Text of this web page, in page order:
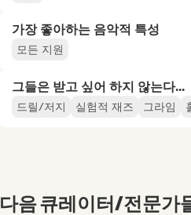
가장 좋아하는 음악적 특성
모든 지원
그들은 받고 싶어 하지 않는다...
드릴/저지 실험적 재즈 그라임
다음 큐레이터/전문가